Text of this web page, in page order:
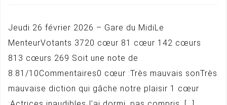
Jeudi 26 février 2026 – Gare du MidiLe
MenteurVotants 3720 cœur 81 cœur 142 cœurs
813 cœurs 269 Soit une note de
8.81/10Commentaires0 cœur :Très mauvais sonTrès
mauvaise diction qui gâche notre plaisir 1 cœur